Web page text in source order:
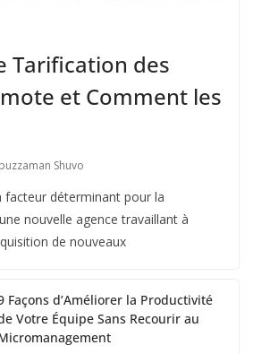
Tarification des
et Comment les
Shuvo
facteur déterminant pour la
nouvelle agence travaillant à
de nouveaux
Façons d’Améliorer la Productivité
Votre Équipe Sans Recourir au